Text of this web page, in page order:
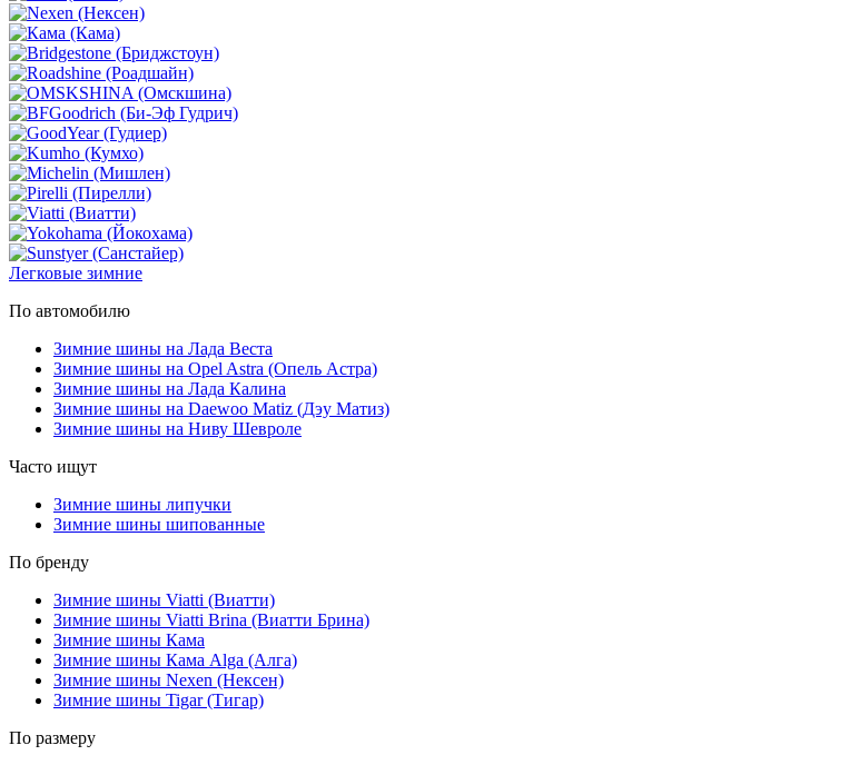
Легковые зимние
По автомобилю
Зимние шины на Лада Веста
Зимние шины на Opel Astra (Опель Астра)
Зимние шины на Лада Калина
Зимние шины на Daewoo Matiz (Дэу Матиз)
Зимние шины на Ниву Шевроле
Часто ищут
Зимние шины липучки
Зимние шины шипованные
По бренду
Зимние шины Viatti (Виатти)
Зимние шины Viatti Brina (Виатти Брина)
Зимние шины Кама
Зимние шины Кама Alga (Алга)
Зимние шины Nexen (Нексен)
Зимние шины Tigar (Тигар)
По размеру